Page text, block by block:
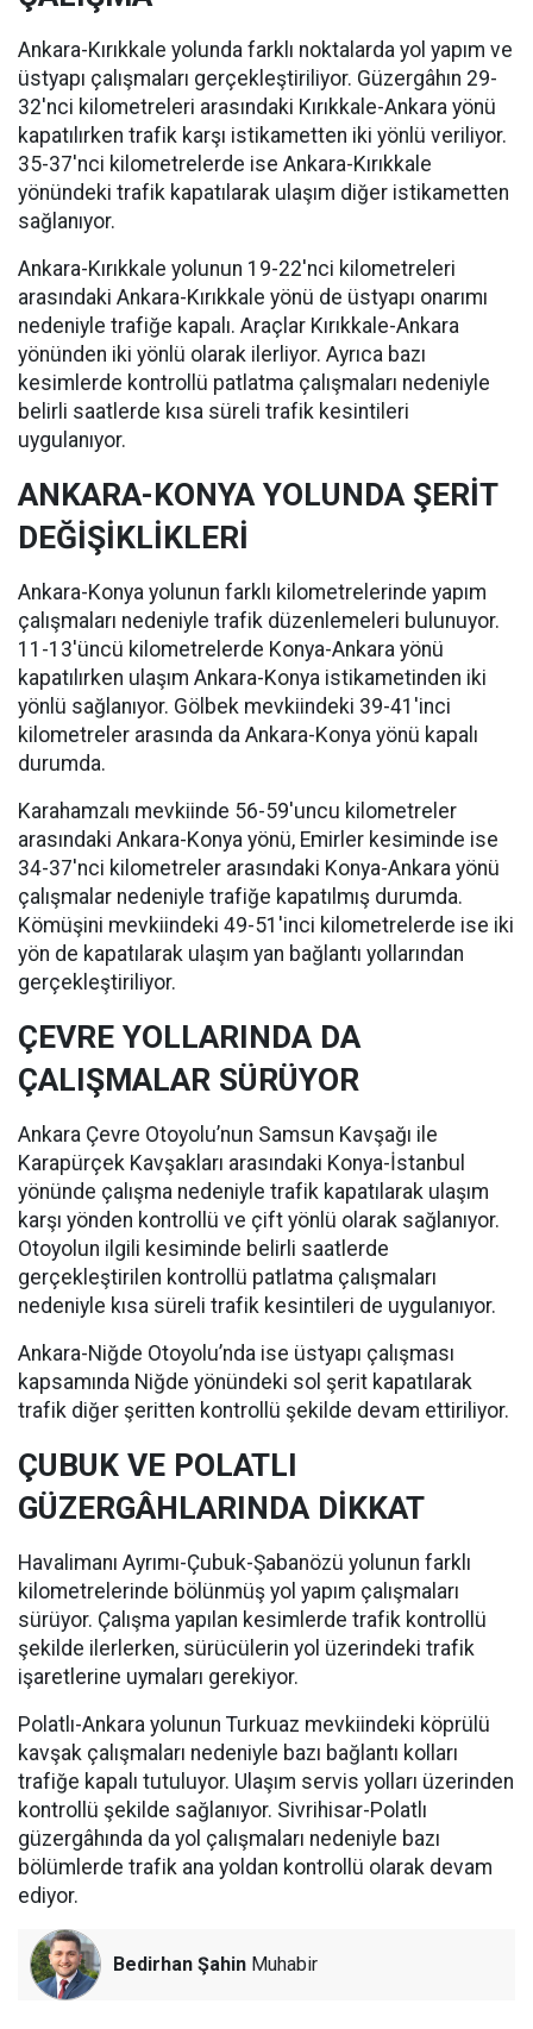
Ankara-Kırıkkale yolunda farklı noktalarda yol yapım ve
üstyapı çalışmaları gerçekleştiriliyor. Güzergâhın 29-
32'nci kilometreleri arasındaki Kırıkkale-Ankara yönü
kapatılırken trafik karşı istikametten iki yönlü veriliyor.
35-37'nci kilometrelerde ise Ankara-Kırıkkale
yönündeki trafik kapatılarak ulaşım diğer istikametten
sağlanıyor.
Ankara-Kırıkkale yolunun 19-22'nci kilometreleri
arasındaki Ankara-Kırıkkale yönü de üstyapı onarımı
nedeniyle trafiğe kapalı. Araçlar Kırıkkale-Ankara
yönünden iki yönlü olarak ilerliyor. Ayrıca bazı
kesimlerde kontrollü patlatma çalışmaları nedeniyle
belirli saatlerde kısa süreli trafik kesintileri
uygulanıyor.
ANKARA-KONYA YOLUNDA ŞERİT
DEĞİŞİKLİKLERİ
Ankara-Konya yolunun farklı kilometrelerinde yapım
çalışmaları nedeniyle trafik düzenlemeleri bulunuyor.
11-13'üncü kilometrelerde Konya-Ankara yönü
kapatılırken ulaşım Ankara-Konya istikametinden iki
yönlü sağlanıyor. Gölbek mevkiindeki 39-41'inci
kilometreler arasında da Ankara-Konya yönü kapalı
durumda.
Karahamzalı mevkiinde 56-59'uncu kilometreler
arasındaki Ankara-Konya yönü, Emirler kesiminde ise
34-37'nci kilometreler arasındaki Konya-Ankara yönü
çalışmalar nedeniyle trafiğe kapatılmış durumda.
Kömüşini mevkiindeki 49-51'inci kilometrelerde ise iki
yön de kapatılarak ulaşım yan bağlantı yollarından
gerçekleştiriliyor.
ÇEVRE YOLLARINDA DA
ÇALIŞMALAR SÜRÜYOR
Ankara Çevre Otoyolu’nun Samsun Kavşağı ile
Karapürçek Kavşakları arasındaki Konya-İstanbul
yönünde çalışma nedeniyle trafik kapatılarak ulaşım
karşı yönden kontrollü ve çift yönlü olarak sağlanıyor.
Otoyolun ilgili kesiminde belirli saatlerde
gerçekleştirilen kontrollü patlatma çalışmaları
nedeniyle kısa süreli trafik kesintileri de uygulanıyor.
Ankara-Niğde Otoyolu’nda ise üstyapı çalışması
kapsamında Niğde yönündeki sol şerit kapatılarak
trafik diğer şeritten kontrollü şekilde devam ettiriliyor.
ÇUBUK VE POLATLI
GÜZERGÂHLARINDA DİKKAT
Havalimanı Ayrımı-Çubuk-Şabanözü yolunun farklı
kilometrelerinde bölünmüş yol yapım çalışmaları
sürüyor. Çalışma yapılan kesimlerde trafik kontrollü
şekilde ilerlerken, sürücülerin yol üzerindeki trafik
işaretlerine uymaları gerekiyor.
Polatlı-Ankara yolunun Turkuaz mevkiindeki köprülü
kavşak çalışmaları nedeniyle bazı bağlantı kolları
trafiğe kapalı tutuluyor. Ulaşım servis yolları üzerinden
kontrollü şekilde sağlanıyor. Sivrihisar-Polatlı
güzergâhında da yol çalışmaları nedeniyle bazı
bölümlerde trafik ana yoldan kontrollü olarak devam
ediyor.
Bedirhan Şahin Muhabir